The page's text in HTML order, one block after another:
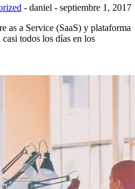
- daniel - septiembre 1, 2017
as a Service (SaaS) y plataforma
todos los días en los